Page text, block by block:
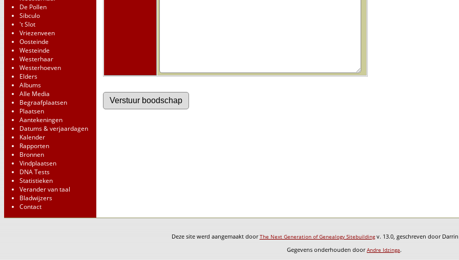
De Pollen
Sibculo
't Slot
Vriezenveen
Oosteinde
Westeinde
Westerhaar
Westerhoeven
Elders
Albums
Alle Media
Begraafplaatsen
Plaatsen
Aantekeningen
Datums & verjaardagen
Kalender
Rapporten
Bronnen
Vindplaatsen
DNA Tests
Statistieken
Verander van taal
Bladwijzers
Contact
Deze site werd aangemaakt doorThe Next Generation of Genealogy Sitebuildingv. 13.0, geschreven door
Gegevens onderhouden doorAndre Idzinga.